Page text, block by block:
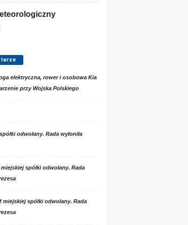
elektryczna, rower i osobowa Kia
przy Wojska Polskiego
odwołany. Rada wyłoniła
spółki odwołany. Rada
miejskiej spółki odwołany. Rada